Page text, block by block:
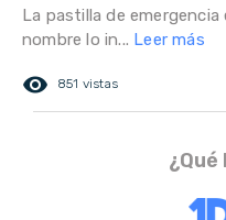
La pastilla de
nombre lo in... Leer más
remove_red_eye 851 vistas